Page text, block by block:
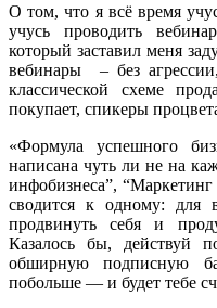
О том, что я всё время
учусь проводить
который заставил меня
вебинары – без
классической схеме
покупает, спикеры
«Формула успешного
написана чуть ли не на
инфобизнеса”,
сводится к одному: для
продвинуть себя и
Казалось бы, действуй
обширную подписную
побольше — и будет тебе